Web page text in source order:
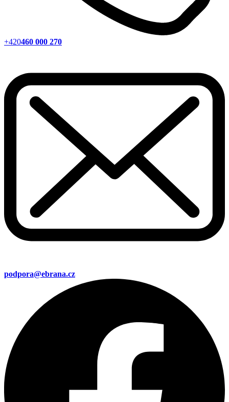
+420460 000 270
podpora@ebrana.cz